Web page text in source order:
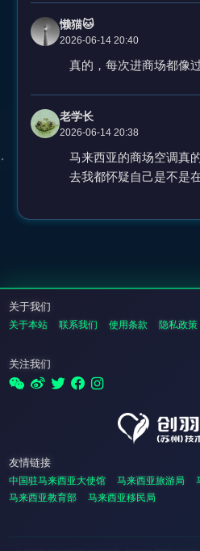
懒猫🐱
2026-06-14 20:40
真的，每次进商场都像
老学长
2026-06-14 20:38
马来西亚的商场空调真
去我都怀疑自己是不是在
关于我们
关于本站 联系我们 使用条款 隐私政策
关注我们
友情链接
中国驻马来西亚大使馆 马来西亚旅游局
马来西亚教育部
马来西亚移民局